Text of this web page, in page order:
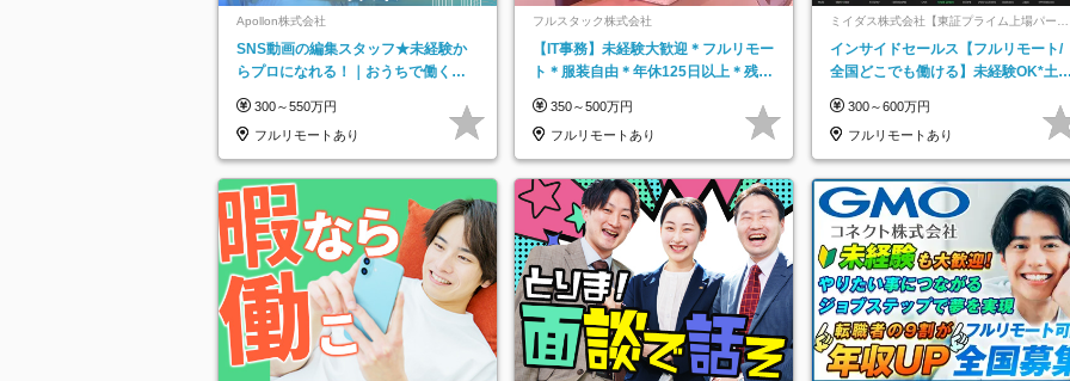
Apollon株式会社
SNS動画の編集スタッフ★未経験か
らプロになれる！｜おうちで働くフ
300～550万円
フルリモートあり
フルスタック株式会社
【IT事務】未経験大歓迎＊フルリモー
ト＊服装自由＊年休125日以上＊残業
350～500万円
フルリモートあり
ミイダス株式会社【東証プライム上場パーソ
インサイドセールス【フルリモート/
全国どこでも働ける】未経験OK*土日
300～600万円
フルリモートあり